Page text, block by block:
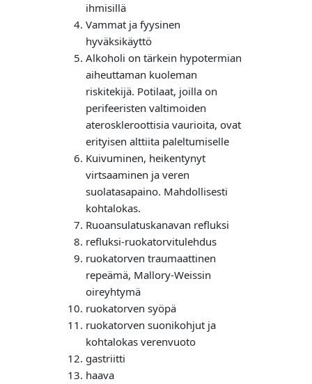
ihmisillä
Vammat ja fyysinen
hyväksikäyttö
Alkoholi on tärkein hypotermian
aiheuttaman kuoleman
riskitekijä. Potilaat, joilla on
perifeeristen valtimoiden
ateroskleroottisia vaurioita, ovat
erityisen alttiita paleltumiselle
Kuivuminen, heikentynyt
virtsaaminen ja veren
suolatasapaino. Mahdollisesti
kohtalokas.
Ruoansulatuskanavan refluksi
refluksi-ruokatorvitulehdus
ruokatorven traumaattinen
repeämä, Mallory-Weissin
oireyhtymä
ruokatorven syöpä
ruokatorven suonikohjut ja
kohtalokas verenvuoto
gastriitti
haava